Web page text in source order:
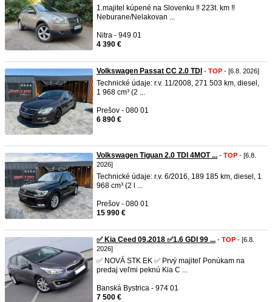
1.majitel kúpené na Slovenku ‼️ 223t. km ‼️
Neburane/Nelakovan ...
Nitra - 949 01
4 390 €
Volkswagen Passat CC 2.0 TDI - TOP - [6.8. 2026]
Technické údaje: r.v. 11/2008, 271 503 km, diesel,
1 968 cm³ (2 ...
Prešov - 080 01
6 890 €
Volkswagen Tiguan 2.0 TDI 4MOT ... - TOP - [6.8.
2026]
Technické údaje: r.v. 6/2016, 189 185 km, diesel, 1
968 cm³ (2 l ...
Prešov - 080 01
15 990 €
✅ Kia Ceed 09.2018 ✅1.6 GDI 99 ... - TOP - [6.8.
2026]
✅ NOVÁ STK EK ✅ Prvý majiteľ Ponúkam na
predaj veľmi peknú Kia C ...
Banská Bystrica - 974 01
7 500 €